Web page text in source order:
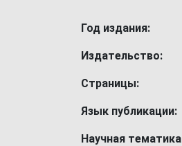
Год издания:
Издательство:
Страницы:
Язык публикации:
Научная тематика